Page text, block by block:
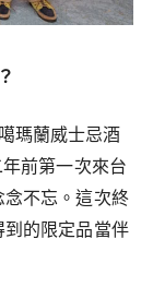
瑪蘭威士忌酒
前第一次來台
不忘。這次終
的限定品當伴